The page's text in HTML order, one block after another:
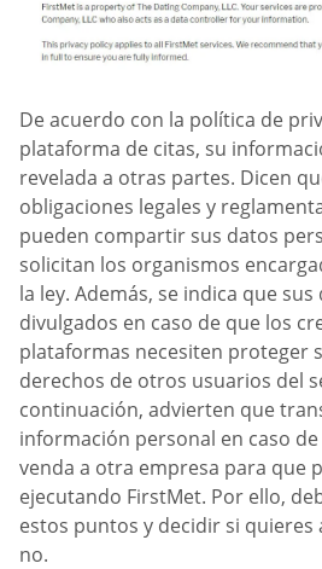
De acuerdo con la política de
plataforma de citas, su
revelada a otras partes. Dicen
obligaciones legales y
pueden compartir sus datos
solicitan los organismos
la ley. Además, se indica que
divulgados en caso de que los
plataformas necesiten proteger
derechos de otros usuarios del
continuación, advierten que
información personal en caso
venda a otra empresa para que
ejecutando FirstMet. Por ello,
estos puntos y decidir si
no.